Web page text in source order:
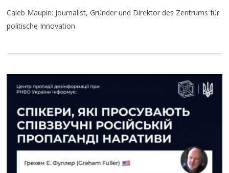
Caleb Maupin: Journalist, Gründer und Direktor des Zentrums für
politische Innovation